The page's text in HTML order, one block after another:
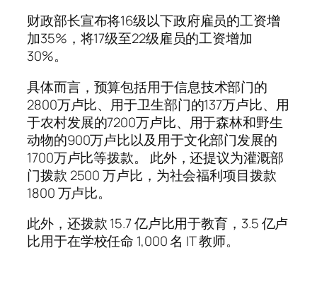
财政部长宣布将16级以下政府雇员的工资增
加35%，将17级至22级雇员的工资增加
30%。
具体而言，预算包括用于信息技术部门的
2800万卢比、用于卫生部门的137万卢比、用
于农村发展的7200万卢比、用于森林和野生
动物的900万卢比以及用于文化部门发展的
1700万卢比等拨款。 此外，还提议为灌溉部
门拨款 2500 万卢比，为社会福利项目拨款
1800 万卢比。
此外，还拨款 15.7 亿卢比用于教育，3.5 亿卢
比用于在学校任命 1,000 名 IT 教师。